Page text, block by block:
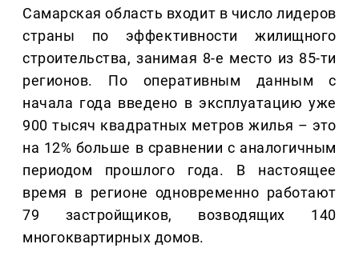
Самарская область входит в число лидеров
страны по эффективности жилищного
строительства, занимая 8-е место из 85-ти
регионов. По оперативным данным с
начала года введено в эксплуатацию уже
900 тысяч квадратных метров жилья – это
на 12% больше в сравнении с аналогичным
периодом прошлого года. В настоящее
время в регионе одновременно работают
79 застройщиков, возводящих 140
многоквартирных домов.